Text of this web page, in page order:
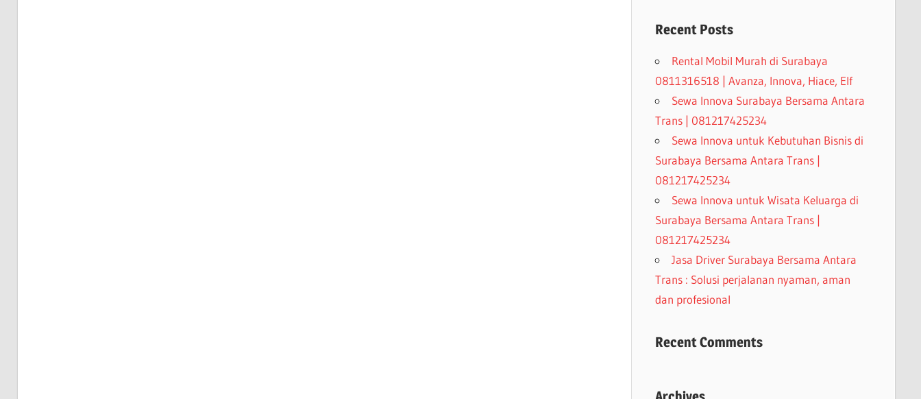
Recent Posts
Rental Mobil Murah di Surabaya
0811316518 | Avanza, Innova, Hiace, Elf
Sewa Innova Surabaya Bersama Antara
Trans | 081217425234
Sewa Innova untuk Kebutuhan Bisnis di
Surabaya Bersama Antara Trans |
081217425234
Sewa Innova untuk Wisata Keluarga di
Surabaya Bersama Antara Trans |
081217425234
Jasa Driver Surabaya Bersama Antara
Trans : Solusi perjalanan nyaman, aman
dan profesional
Recent Comments